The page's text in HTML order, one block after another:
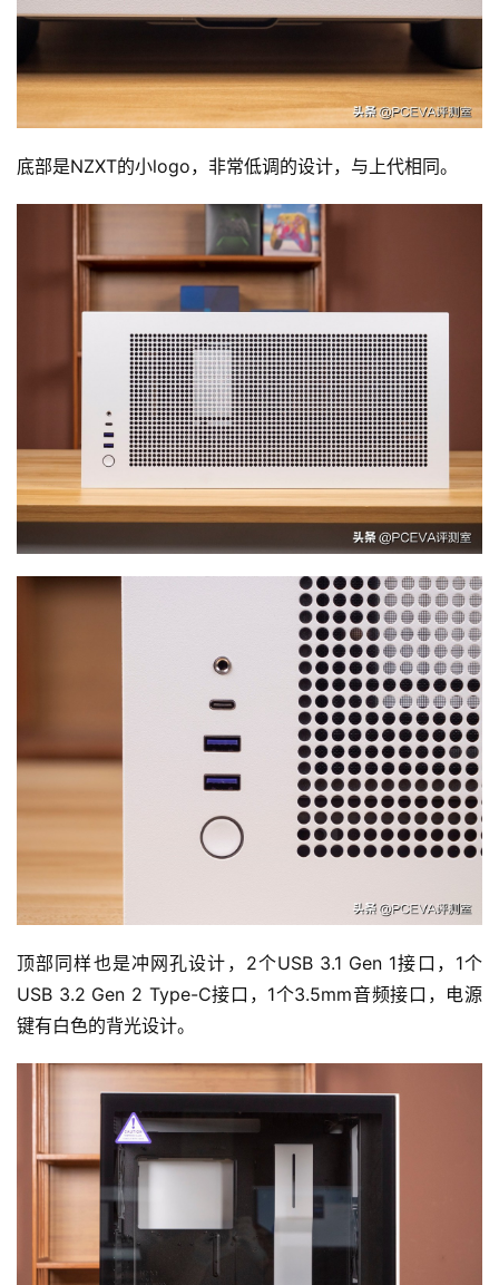
底部是NZXT的小logo，非常低调的设计，与上代相同。
顶部同样也是冲网孔设计，2个USB 3.1 Gen 1接口，1个
USB 3.2 Gen 2 Type-C接口，1个3.5mm音频接口，电源
键有白色的背光设计。